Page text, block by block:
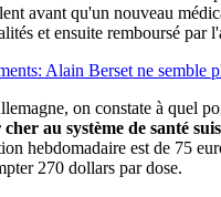
avant qu'un nouveau
et ensuite remboursé par
Alain Berset ne semble
on constate à quel
au système de santé
hebdomadaire est de 75
270 dollars par dose.